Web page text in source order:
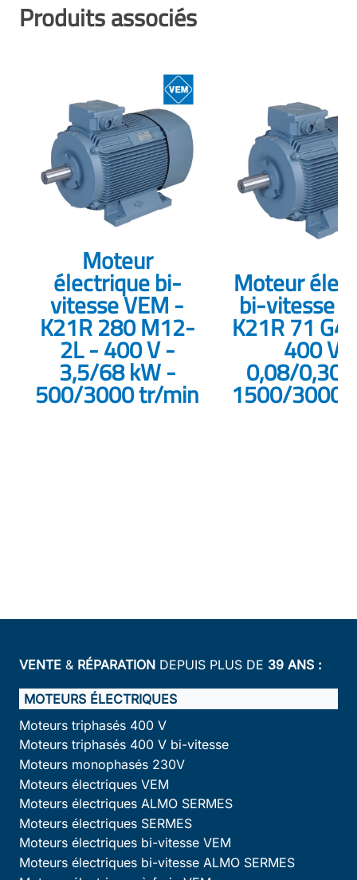
Produits associés
Moteur
électrique bi-
vitesse VEM -
K21R 280 M12-
2L - 400 V -
3,5/68 kW -
500/3000 tr/min
Moteur
bi-vitesse
K21R 71
400 V -
0,08/0,30
1500/3000
VENTE & RÉPARATION DEPUIS PLUS DE 39 ANS :
MOTEURS ÉLECTRIQUES
Moteurs triphasés 400 V
Moteurs triphasés 400 V bi-vitesse
Moteurs monophasés 230V
Moteurs électriques VEM
Moteurs électriques ALMO SERMES
Moteurs électriques SERMES
Moteurs électriques bi-vitesse VEM
Moteurs électriques bi-vitesse ALMO SERMES